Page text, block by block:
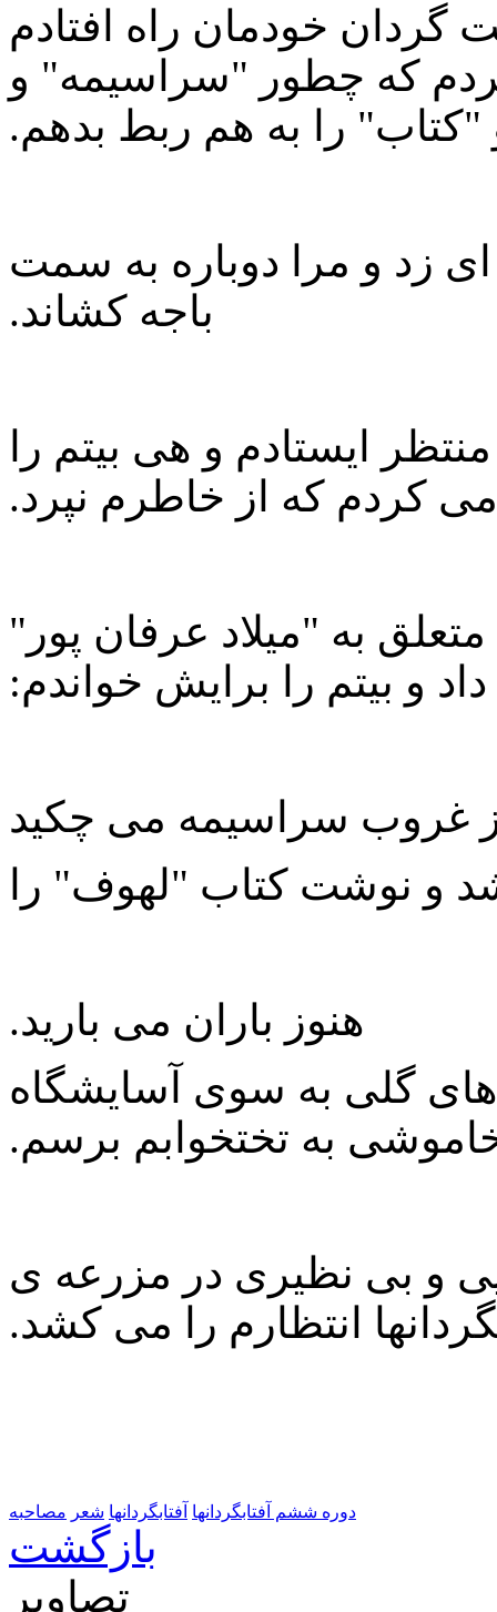
گردان خودمان راه افتادم
که چطور "سراسیمه" و
را به هم ربط بدهم.
زد و مرا دوباره به سمت
باجه کشاند.
ایستادم و هی بیتم را
کردم که از خاطرم نپرد.
به "میلاد عرفان پور"
و بیتم را برایش خواندم:
غروب سراسیمه می چکید
و نوشت کتاب "لهوف" را
هنوز باران می بارید.
گلی به سوی آسایشگاه
به تختخوابم برسم.
و بی نظیری در مزرعه ی
انتظارم را می کشد.
دوره ششم آفتابگردانها آفتابگردانها شعر مصاحبه
بازگشت
تصاویر